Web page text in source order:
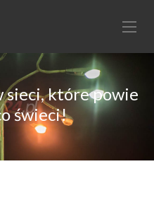
sieci, które powie
świeci!